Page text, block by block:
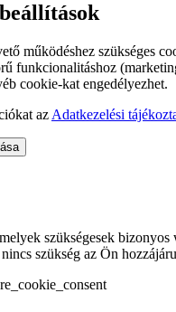
működéshez szükséges
funkcionalitáshoz
cookie-kat engedélyezhet.
az Adatkezelési
szükségesek bizonyos
szükség az Ön